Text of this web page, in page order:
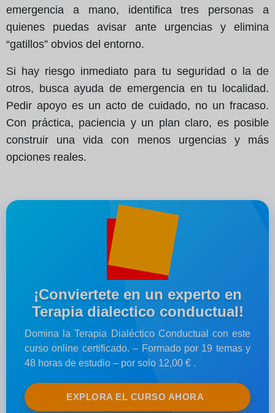
emergencia a mano, identifica tres personas a
quienes puedas avisar ante urgencias y elimina
“gatillos” obvios del entorno.
Si hay riesgo inmediato para tu seguridad o la de
otros, busca ayuda de emergencia en tu localidad.
Pedir apoyo es un acto de cuidado, no un fracaso.
Con práctica, paciencia y un plan claro, es posible
construir una vida con menos urgencias y más
opciones reales.
¡Conviertete en un experto en
Terapia dialectico conductual!
Domina la Terapia Dialéctico Conductual con este
curso online certificado. – Formado por 19 temas y
48 horas de estudio – por solo 12,00 € .
EXPLORA EL CURSO AHORA